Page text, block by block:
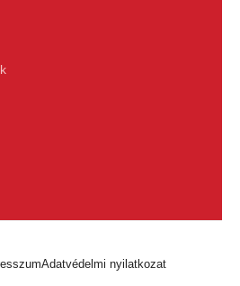
Adatvédelmi nyilatkozat